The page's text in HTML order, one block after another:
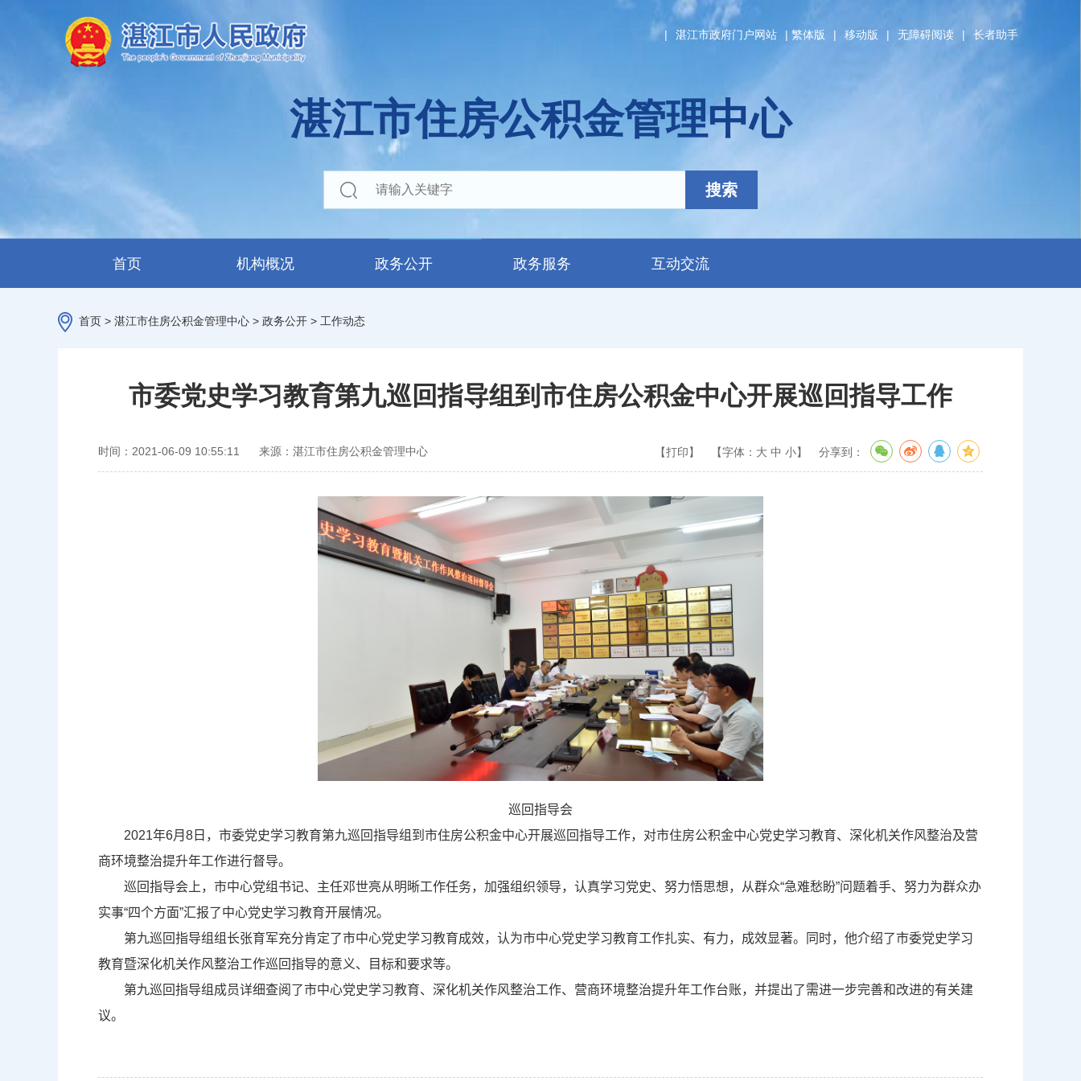
| 湛江市政府门户网站 | 繁体版 | 移动版 | 无障碍阅读 | 长者助手
湛江市住房公积金管理中心
搜索
首页 机构概况 政务公开 政务服务 互动交流
首页 > 湛江市住房公积金管理中心 > 政务公开 > 工作动态
市委党史学习教育第九巡回指导组到市住房公积金中心开展巡回指导工作
时间：2021-06-09 10:55:11 来源：湛江市住房公积金管理中心 【打印】 【字体： 大 中 小】 分享到：
巡回指导会
2021年6月 8 日，市委党史学习教育第九巡回指导组到市住房公积金中心开展巡回指导工作，对市住房公积金中心党史学习教育、深化机关作风整治及营
商环境整治提升年工作进行督导。
巡回指导会上，市中心党组书记、主任邓世亮从明 晰工作任务，加强组织领导，认真学习党史、努力悟思想，从群众“急难愁盼”问题着手、努力为群众办
实事“四个方面”汇报了中心党史学习教育开展情况。
第九巡回指导组组长张育军充分肯定了市中心党史学习教育成效，认为市中心党史学习教育工作扎实、有力，成效显著。同时，他介绍了市委党史学习
教育暨深化机关作风整治工作巡回指导的意义、目标和要求等。
第九巡回指导组成员详细查阅了市中心党史学习教育、深化机关作风整治工作、营商环境整治提升年工作台账，并提出了需进一步完善和改进的有关建
议。